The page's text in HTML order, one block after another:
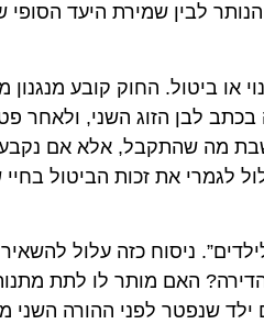
הנותר לבין שמירת היעד הסופי
או ביטול. החוק קובע מנגנון
בכתב לבן הזוג השני, ולאחר
מה שהתקבל, אלא אם
לגמרי את זכות הביטול בחיי
ניסוח כזה עלול להשאיר
האם מותר לו לתת
שנפטר לפני ההורה השני